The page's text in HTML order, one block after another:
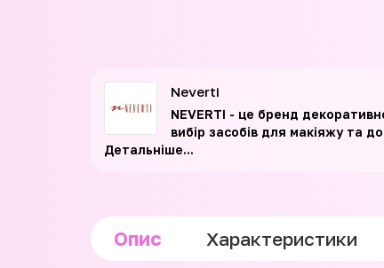
Neverti
NEVERTI - це бренд
вибір засобів для макіяжу та
Детальніше...
Опис Характеристики